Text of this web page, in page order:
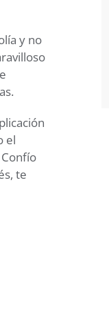
y no
el
Confío
te